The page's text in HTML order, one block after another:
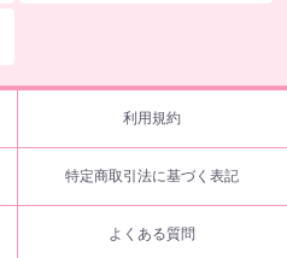
利用規約
特定商取引法に基づく表記
よくある質問